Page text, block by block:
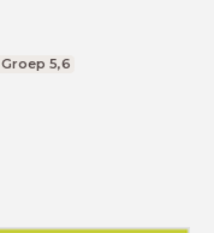
Groep 5,6